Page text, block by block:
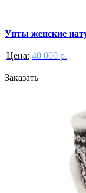
Унты женские
Цена: 40 000 р.
Заказать